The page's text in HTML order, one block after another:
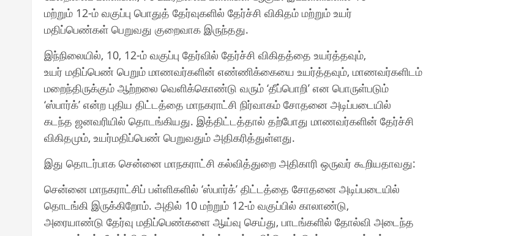
மற்றும் 12-ம் வகுப்பு பொதுத் தேர்வுகளில் தேர்ச்சி விகிதம் மற்றும் உயர்
மதிப்பெண்கள் பெறுவது குறைவாக இருந்தது.
இந்நிலையில், 10, 12-ம் வகுப்பு தேர்வில் தேர்ச்சி விகிதத்தை உயர்த்தவும்,
உயர் மதிப்பெண் பெறும் மாணவர்களின் எண்ணிக்கையை உயர்த்தவும், மாணவர்களிடம்
மறைந்திருக்கும் ஆற்றலை வெளிக்கொண்டு வரும் ‘தீப்பொறி’ என பொருள்படும்
‘ஸ்பார்க்’ என்ற புதிய திட்டத்தை மாநகராட்சி நிர்வாகம் சோதனை அடிப்படையில்
கடந்த ஜனவரியில் தொடங்கியது. இத்திட்டத்தால் தற்போது மாணவர்களின் தேர்ச்சி
விகிதமும், உயர்மதிப்பெண் பெறுவதும் அதிகரித்துள்ளது.
இது தொடர்பாக சென்னை மாநகராட்சி கல்வித்துறை அதிகாரி ஒருவர் கூறியதாவது:
சென்னை மாநகராட்சிப் பள்ளிகளில் ‘ஸ்பார்க்’ திட்டத்தை சோதனை அடிப்படையில்
தொடங்கி இருக்கிறோம். அதில் 10 மற்றும் 12-ம் வகுப்பில் காலாண்டு,
அரையாண்டு தேர்வு மதிப்பெண்களை ஆய்வு செய்து, பாடங்களில் தோல்வி அடைந்த